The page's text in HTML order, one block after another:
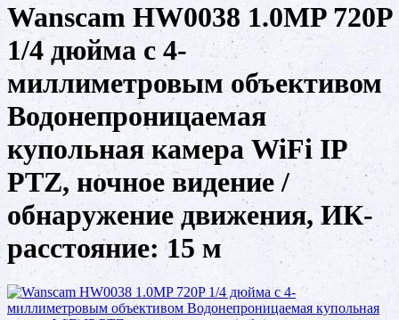
Wanscam HW0038 1.0MP 720P
1/4 дюйма с 4-
миллиметровым объективом
Водонепроницаемая
купольная камера WiFi IP
PTZ, ночное видение /
обнаружение движения, ИК-
расстояние: 15 м